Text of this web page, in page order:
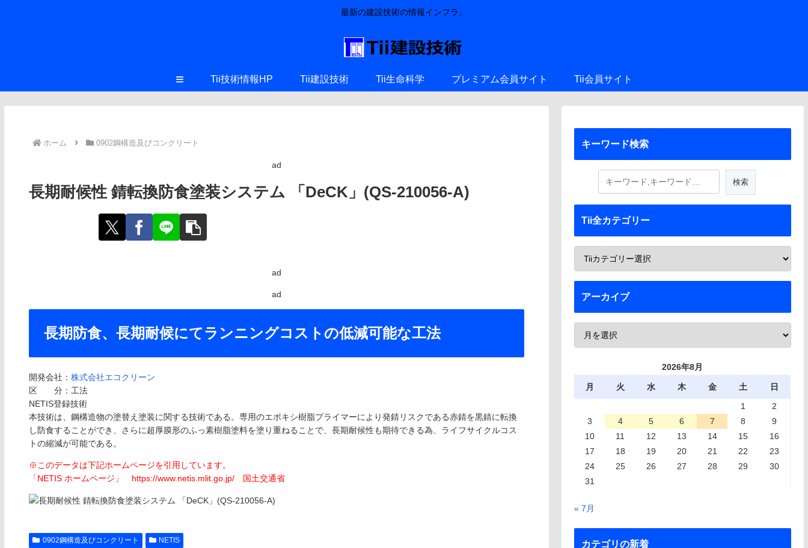
最新の建設技術の情報インフラ。
≡ Tii技術情報HP Tii建設技術 Tii生命科学 プレミアム会員サイト Tii会員サイト
ホーム 0902鋼構造及びコンクリート
ad
長期耐候性 錆転換防食塗装システム 「DeCK」(QS-210056-A)
ad
ad
長期防食、長期耐候にてランニングコストの低減可能な工法
開発会社： 株式会社エコクリーン
区 分：工法
NETIS登録技術
本技術は、鋼構造物の塗替え塗装に関する技術である。専用のエポキシ樹脂プライマーにより発錆リスクである赤錆を黒錆に転換
し防食することができ、さらに超厚膜形のふっ素樹脂塗料を塗り重ねることで、長期耐候性も期待できる為、ライフサイクルコス
トの縮減が可能である。
※このデータは下記ホームページを引用しています。
「NETIS ホームページ」 https://www.netis.mlit.go.jp/ 国土交通省
0902鋼構造及びコンクリート NETIS
キーワード検索
Tii全カテゴリー
アーカイブ
2026年8月
月 火 水 木 金 土
日
1
2
3
4 5 6 7 8
9
10
11 12 13 14 15
16
17
18 19 20 21 22
23
24
25 26 27 28 29
30
31
« 7月
カテゴリの新着